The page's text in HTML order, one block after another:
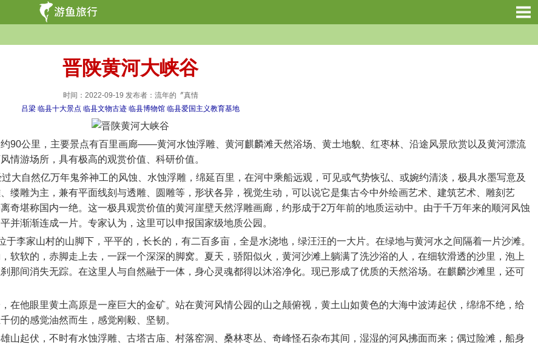
晋陕黄河大峡谷
时间：2022-09-19 发布者：流年的〞真情
吕梁 临县十大景点 临县文物古迹 临县博物馆 临县爱国主义教育基地
公里，主要景点有百里画廊——黄河水蚀浮雕、黄河麒麟滩天然浴场、黄土地貌、红枣林、沿途风景欣赏以及黄河漂流
情游场所，具有极高的观赏价值、科研价值。
自然亿万年鬼斧神工的风蚀、水蚀浮雕，绵延百里，在河中乘船远观，可见或气势恢弘、或婉约清淡，极具水墨写意及
缕雕为主，兼有平面线刻与透雕、圆雕等，形状各异，视觉生动，可以说它是集古今中外绘画艺术、建筑艺术、雕刻艺
奇堪称国内一绝。这一极具观赏价值的黄河崖壁天然浮雕画廊，约形成于2万年前的地质运动中。由于千万年来的顺河风蚀
并渐渐连成一片。专家认为，这里可以申报国家级地质公园。
李家山村的山脚下，平平的，长长的，有二百多亩，全是水浇地，绿汪汪的一大片。在绿地与黄河水之间隔着一片沙滩。
软软的，赤脚走上去，一踩一个深深的脚窝。夏天，骄阳似火，黄河沙滩上躺满了洗沙浴的人，在细软滑透的沙里，泡上
那间消失无踪。在这里人与自然融于一体，身心灵魂都得以沐浴净化。现已形成了优质的天然浴场。在麒麟沙滩里，还可
他眼里黄土高原是一座巨大的金矿。站在黄河风情公园的山之颠俯视，黄土山如黄色的大海中波涛起伏，绵绵不绝，给
仞的感觉油然而生，感觉刚毅、坚韧。
起伏，不时有水蚀浮雕、古塔古庙、村落窑洞、桑林枣丛、奇峰怪石杂布其间，湿湿的河风拂面而来；偶过险滩，船身